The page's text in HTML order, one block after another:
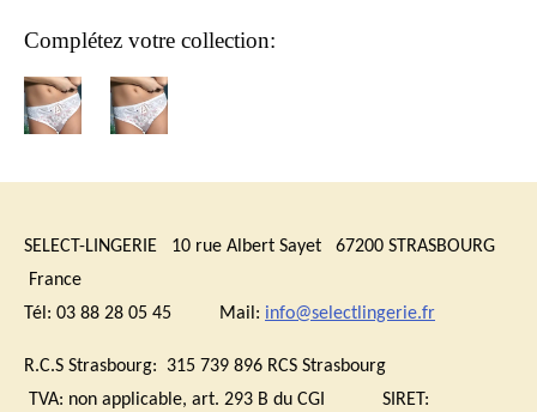
Complétez votre collection:
SELECT-LINGERIE 10 rue Albert Sayet 67200 STRASBOURG
France
Tél: 03 88 28 05 45 Mail: info@selectlingerie.fr
R.C.S Strasbourg: 315 739 896 RCS Strasbourg
TVA: non applicable, art. 293 B du CGI SIRET: